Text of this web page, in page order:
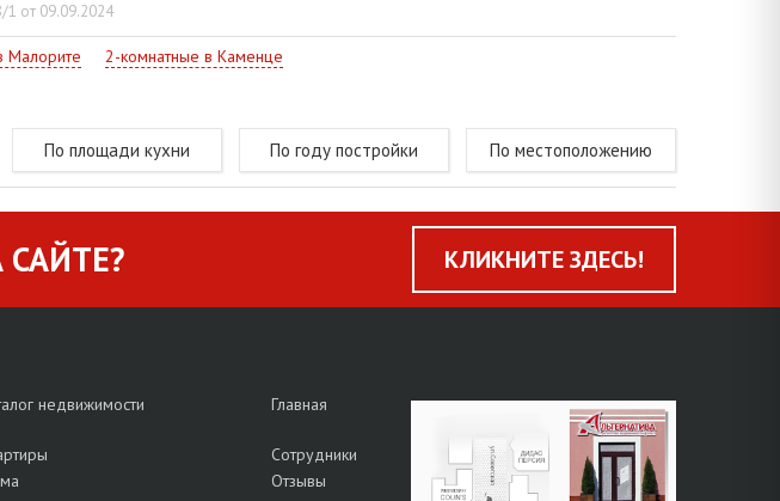
от 09.09.2024
Малорите 2-комнатные в Каменце
По площади кухни По году постройки По местоположению
КЛИКНИТЕ ЗДЕСЬ!
недвижимости Главная
Сотрудники
Отзывы